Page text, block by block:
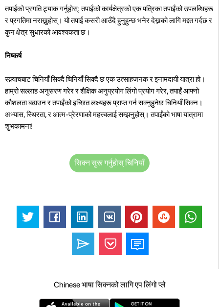
तपाईंको प्रगति ट्र्याक गर्नुहोस्: तपाईंको कार्यक्षेत्रको एक पत्रिका तपाईंको उपलब्धिहरू
र प्रगतिमा नराख्नुहोस्। यो तपाईं कसरी आउँदै हुनुहुन्छ भनेर देख्नको लागि मद्दत गर्दछ र
कुन क्षेत्र सुधारको आवश्यकता छ।
निष्कर्ष
स्क्र्याचबाट चिनियाँ सिक्दै चिनियाँ सिक्दै छ एक उत्साहजनक र इनामदायी यात्रा हो।
हाम्रो सल्लाह अनुसरण गरेर र शैक्षिक अनुप्रयोग लिंगो प्रयोग गरेर, तपाईं आफ्नो
कौशलता बढाउन र तपाईंको इच्छित लक्ष्यहरू प्राप्त गर्न सक्नुहुनेछ चिनियाँ सिक्न।
अभ्यास, स्थिरता, र आत्म-प्रेरणाको महत्त्वलाई सम्झनुहोस्। तपाईंको भाषा यात्रामा
शुभकामना!
सिक्न सुरू गर्नुहोस् चिनियाँ
Chinese भाषा सिक्नको लागि एप लिंगो प्ले